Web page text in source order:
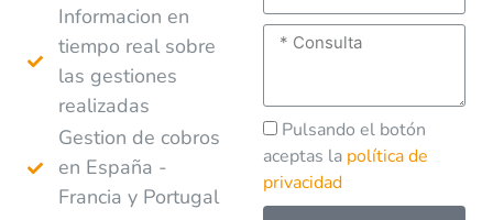
Informacion en
tiempo real sobre
las gestiones
realizadas
Gestion de cobros
en España -
Francia y Portugal
Pulsando el botón
aceptas la política de
privacidad